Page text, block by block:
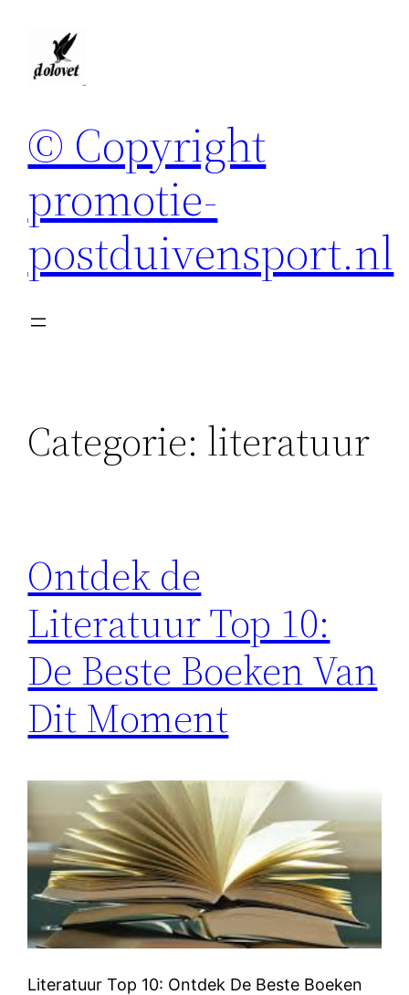
© Copyright
promotie-
postduivensport.nl
Categorie: literatuur
Ontdek de
Literatuur Top 10:
De Beste Boeken Van
Dit Moment
Literatuur Top 10: Ontdek De Beste Boeken